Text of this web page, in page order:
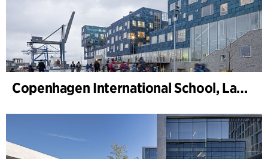
Copenhagen International School, Landskap